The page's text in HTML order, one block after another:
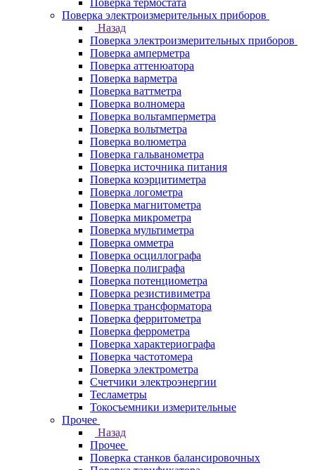
Поверка термостата
Поверка электроизмерительных приборов
Назад
Поверка электроизмерительных приборов
Поверка амперметра
Поверка аттенюатора
Поверка варметра
Поверка ваттметра
Поверка волномера
Поверка вольтамперметра
Поверка вольтметра
Поверка волюметра
Поверка гальванометра
Поверка источника питания
Поверка коэрцитиметра
Поверка логометра
Поверка магнитометра
Поверка микрометра
Поверка мультиметра
Поверка омметра
Поверка осциллографа
Поверка полиграфа
Поверка потенциометра
Поверка резистивиметра
Поверка трансформатора
Поверка ферритометра
Поверка феррометра
Поверка характериографа
Поверка частотомера
Поверка электрометра
Счетчики электроэнергии
Тесламетры
Токосъемники измерительные
Прочее
Назад
Прочее
Поверка станков балансировочных